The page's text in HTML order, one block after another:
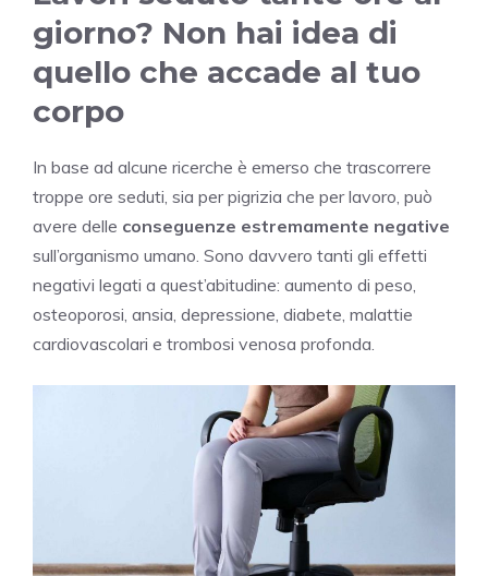
giorno? Non hai idea di
quello che accade al tuo
corpo
In base ad alcune ricerche è emerso che trascorrere
troppe ore seduti, sia per pigrizia che per lavoro, può
avere delle conseguenze estremamente negative
sull’organismo umano. Sono davvero tanti gli effetti
negativi legati a quest’abitudine: aumento di peso,
osteoporosi, ansia, depressione, diabete, malattie
cardiovascolari e trombosi venosa profonda.